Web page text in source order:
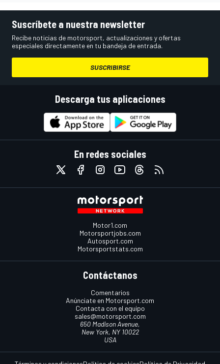
Suscríbete a nuestra newsletter
Recibe noticias de motorsport, actualizaciones y ofertas
especiales directamente en tu bandeja de entrada.
SUSCRIBIRSE
Descarga tus aplicaciones
En redes sociales
Motor1.com
Motorsportjobs.com
Autosport.com
Motorsportstats.com
Contáctanos
Comentarios
Anúnciate en Motorsport.com
Contacta con el equipo
sales@motorsport.com
650 Madison Avenue,
New York, NY 10022
USA